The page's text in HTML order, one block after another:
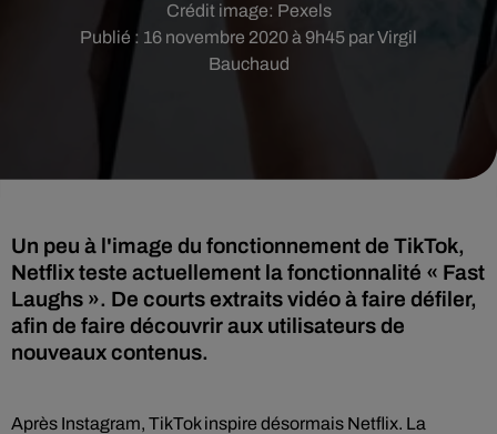
Publié : 16 novembre 2020 à 9h45 par Virgil
Bauchaud
Crédit image: Pexels
Un peu à l'image du fonctionnement de TikTok,
Netflix teste actuellement la fonctionnalité « Fast
Laughs ». De courts extraits vidéo à faire défiler,
afin de faire découvrir aux utilisateurs de
nouveaux contenus.
Après Instagram, TikTok inspire désormais Netflix. La